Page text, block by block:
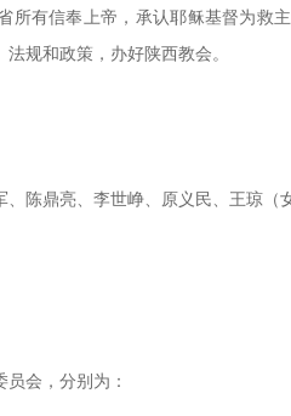
所有信奉上帝，承认耶稣基督为救
规和政策，办好陕西教会。
、陈鼎亮、李世峥、原义民、王琼（
会，分别为：